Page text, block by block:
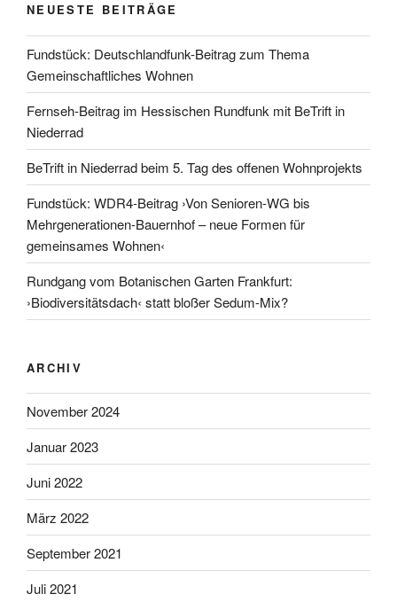
NEUESTE BEITRÄGE
Fundstück: Deutschlandfunk-Beitrag zum Thema
Gemeinschaftliches Wohnen
Fernseh-Beitrag im Hessischen Rundfunk mit BeTrift in
Niederrad
BeTrift in Niederrad beim 5. Tag des offenen Wohnprojekts
Fundstück: WDR4-Beitrag ›Von Senioren-WG bis
Mehrgenerationen-Bauernhof – neue Formen für
gemeinsames Wohnen‹
Rundgang vom Botanischen Garten Frankfurt:
›Biodiversitätsdach‹ statt bloßer Sedum-Mix?
ARCHIV
November 2024
Januar 2023
Juni 2022
März 2022
September 2021
Juli 2021